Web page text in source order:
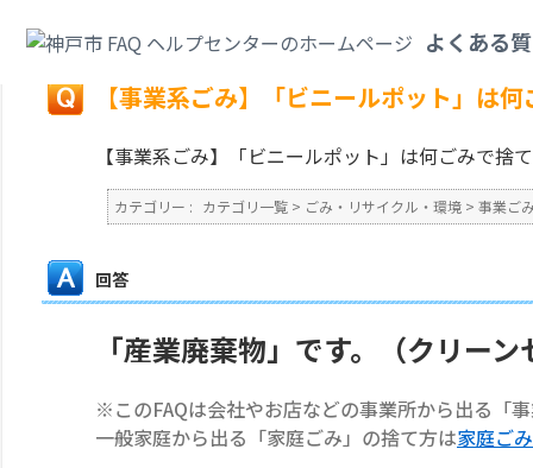
よくある
戻る
【事業系ごみ】「ビニールポット」は
【事業系ごみ】「ビニールポット」は何ごみで捨
カテゴリー : カテゴリ一覧 > ごみ・リサイクル・環境 > 事業ご
回答
「産業廃棄物」です。（クリー
※このFAQは会社やお店などの事業所から出る「
一般家庭から出る「家庭ごみ」の捨て方は家庭ご